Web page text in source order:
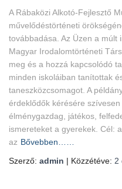
A Rábaközi Alkotó-Fejlesztő
művelődéstörténeti
továbbadása. Az Üzen a múlt
Magyar Irodalomtörténeti
meg és a hozzá kapcsolódó
minden iskoláiban tanítottak
taneszközcsomagot. A
érdeklődők kérésére
élménygazdag, játékos,
ismereteket a gyerekek. Cél:
az Bővebben……
Szerző: admin | Közzétéve: 2